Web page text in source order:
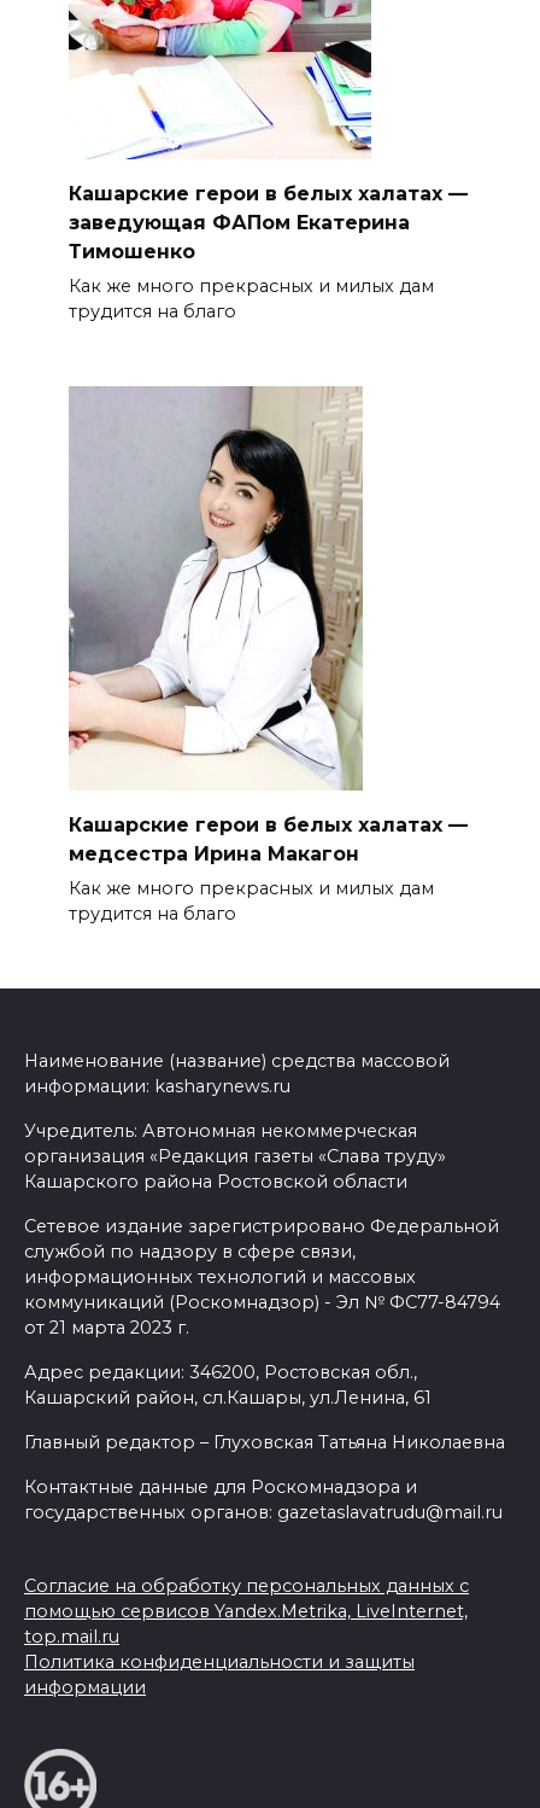
Кашарские герои в белых халатах —
заведующая ФАПом Екатерина
Тимошенко
Как же много прекрасных и милых дам
трудится на благо
Кашарские герои в белых халатах —
медсестра Ирина Макагон
Как же много прекрасных и милых дам
трудится на благо
Наименование (название) средства массовой
информации: kasharynews.ru
Учредитель: Автономная некоммерческая
организация «Редакция газеты «Слава труду»
Кашарского района Ростовской области
Сетевое издание зарегистрировано Федеральной
службой по надзору в сфере связи,
информационных технологий и массовых
коммуникаций (Роскомнадзор) - Эл № ФС77-84794
от 21 марта 2023 г.
Адрес редакции: 346200, Ростовская обл.,
Кашарский район, сл.Кашары, ул.Ленина, 61
Главный редактор – Глуховская Татьяна Николаевна
Контактные данные для Роскомнадзора и
государственных органов: gazetaslavatrudu@mail.ru
Согласие на обработку персональных данных с
помощью сервисов Yandex.Metrika, LiveInternet,
top.mail.ru
Политика конфиденциальности и защиты
информации